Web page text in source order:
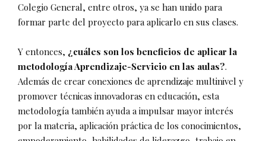
Colegio General, entre otros, ya se han unido para
formar parte del proyecto para aplicarlo en sus clases.
Y entonces, ¿cuáles son los beneficios de aplicar la
metodología Aprendizaje-Servicio en las aulas?.
Además de crear conexiones de aprendizaje multinivel y
promover técnicas innovadoras en educación, esta
metodología también ayuda a impulsar mayor interés
por la materia, aplicación práctica de los conocimientos,